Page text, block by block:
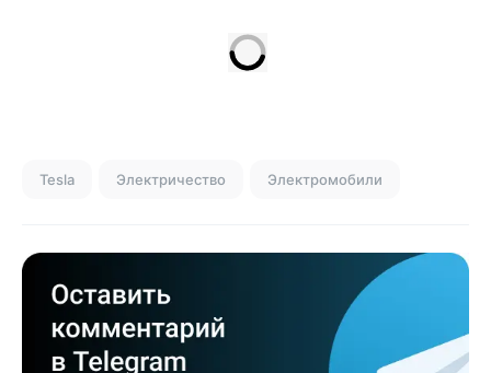
Tesla Электричество Электромобили